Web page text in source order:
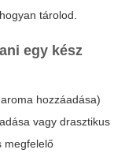
tárolod.
egy kész
hozzáadása)
vagy drasztikus
megfelelő